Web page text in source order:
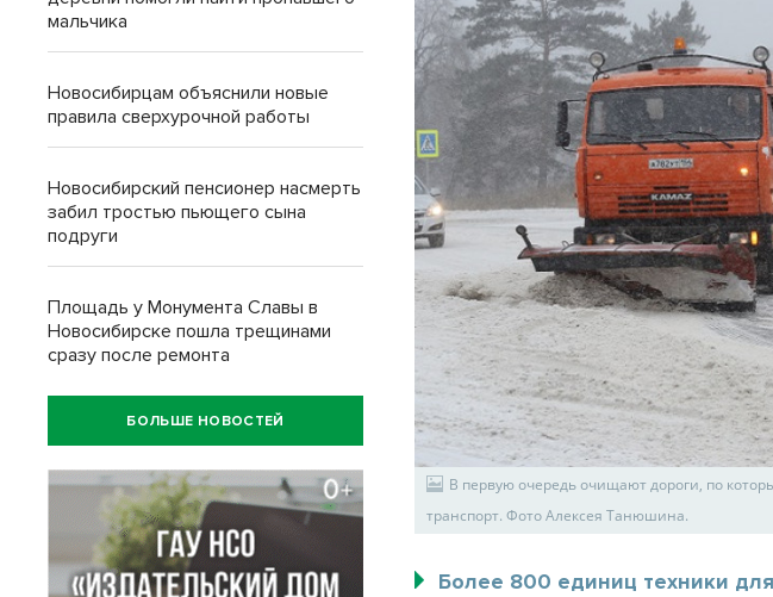
В первую очередь очищают дороги, по
транспорт. Фото Алексея Танюшина.
Более 800 единиц техники
мальчика
Новосибирцам объяснили новые
правила сверхурочной работы
Новосибирский пенсионер насмерть
забил тростью пьющего сына
подруги
Площадь у Монумента Славы в
Новосибирске пошла трещинами
сразу после ремонта
БОЛЬШЕ НОВОСТЕЙ